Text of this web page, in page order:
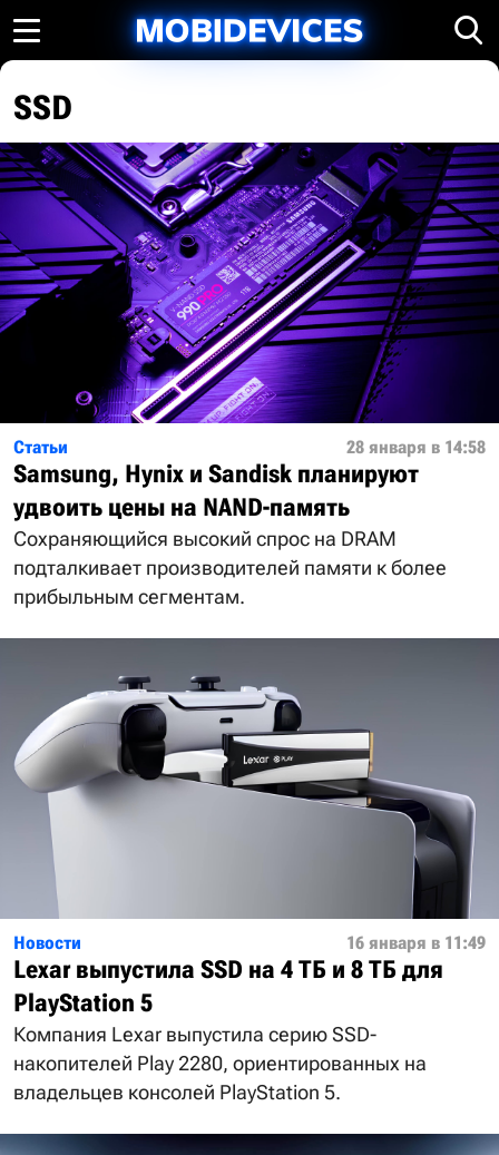
SSD
Статьи 28 января в 14:58
Samsung, Hynix и Sandisk планируют
удвоить цены на NAND-память
Сохраняющийся высокий спрос на DRAM
подталкивает производителей памяти к более
прибыльным сегментам.
Новости 16 января в 11:49
Lexar выпустила SSD на 4 ТБ и 8 ТБ для
PlayStation 5
Компания Lexar выпустила серию SSD-
накопителей Play 2280, ориентированных на
владельцев консолей PlayStation 5.